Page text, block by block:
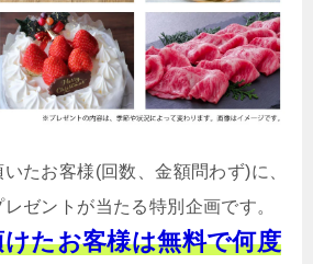
たお客様(回数、金額問わず)に、
ゼントが当たる特別企画です。
たお客様は無料で何度